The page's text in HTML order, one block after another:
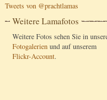
Tweets von @prachtlamas
Weitere Lamafotos
Weitere Fotos sehen Sie in
Fotogalerien und auf unserem
Flickr-Account.